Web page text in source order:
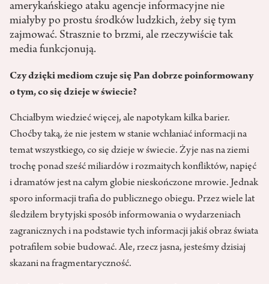
amerykańskiego ataku agencje informacyjne nie
miałyby po prostu środków ludzkich, żeby się tym
zajmować. Strasznie to brzmi, ale rzeczywiście tak
media funkcjonują.
Czy dzięki mediom czuje się Pan dobrze poinformowany
o tym, co się dzieje w świecie?
Chciałbym wiedzieć więcej, ale napotykam kilka barier.
Choćby taką, że nie jestem w stanie wchłaniać informacji na
temat wszystkiego, co się dzieje w świecie. Żyje nas na ziemi
trochę ponad sześć miliardów i rozmaitych konfliktów, napięć
i dramatów jest na całym globie nieskończone mrowie. Jednak
sporo informacji trafia do publicznego obiegu. Przez wiele lat
śledziłem brytyjski sposób informowania o wydarzeniach
zagranicznych i na podstawie tych informacji jakiś obraz świata
potrafiłem sobie budować. Ale, rzecz jasna, jesteśmy dzisiaj
skazani na fragmentaryczność.